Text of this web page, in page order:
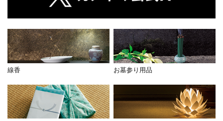
線香 お墓参り用品